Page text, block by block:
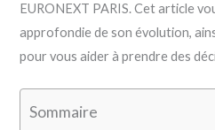
EURONEXT PARIS. Cet article
approfondie de son évolution,
pour vous aider à prendre des
Sommaire